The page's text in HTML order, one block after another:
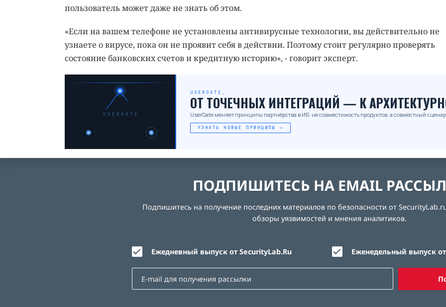
пользователь может даже не знать об этом.
«Если на вашем телефоне не установлены антивирусные технологии, вы действительно не
узнаете о вирусе, пока он не проявит себя в действии. Поэтому стоит регулярно проверять
состояние банковских счетов и кредитную историю», - говорит эксперт.
USERGATE
USERGATE
ОТ ТОЧЕЧНЫХ ИНТЕГРАЦИЙ — К
UserGate меняет принципы партнёрства в ИБ: не совместимость продуктов, а совместный
УЗНАТЬ НОВЫЕ ПРИНЦИПЫ →
ПОДПИШИТЕСЬ НА EMAIL
Подпишитесь на получение последних материалов по безопасности от
обзоры уязвимостей и мнения аналитиков.
Ежедневный выпуск от SecurityLab.Ru Еженедельный выпуск